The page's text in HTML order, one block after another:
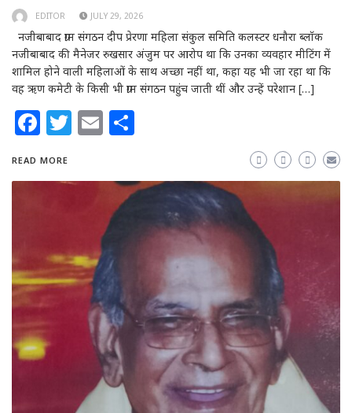
EDITOR JULY 29, 2026
नजीबाबाद ग्राम संगठन दीप प्रेरणा महिला संकुल समिति कलस्टर धनौरा ब्लॉक
नजीबाबाद की मैनेजर रुखसार अंजुम पर आरोप था कि उनका व्यवहार मीटिंग में
शामिल होने वाली महिलाओं के साथ अच्छा नहीं था, कहा यह भी जा रहा था कि
वह ऋण कमेटी के किसी भी ग्राम संगठन पहुंच जाती थीं और उन्हें परेशान […]
Facebook
Twitter
Email
READ MORE